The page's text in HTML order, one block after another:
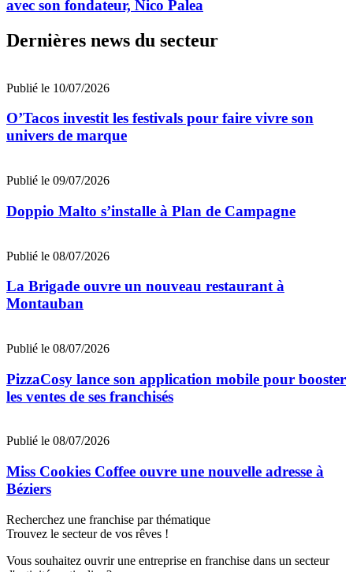
avec son fondateur, Nico Palea
Dernières news du secteur
Publié le 10/07/2026
O’Tacos investit les festivals pour faire vivre son
univers de marque
Publié le 09/07/2026
Doppio Malto s’installe à Plan de Campagne
Publié le 08/07/2026
La Brigade ouvre un nouveau restaurant à
Montauban
Publié le 08/07/2026
PizzaCosy lance son application mobile pour booster
les ventes de ses franchisés
Publié le 08/07/2026
Miss Cookies Coffee ouvre une nouvelle adresse à
Béziers
Recherchez une franchise par thématique
Trouvez le secteur de vos rêves !
Vous souhaitez ouvrir une entreprise en franchise dans un secteur